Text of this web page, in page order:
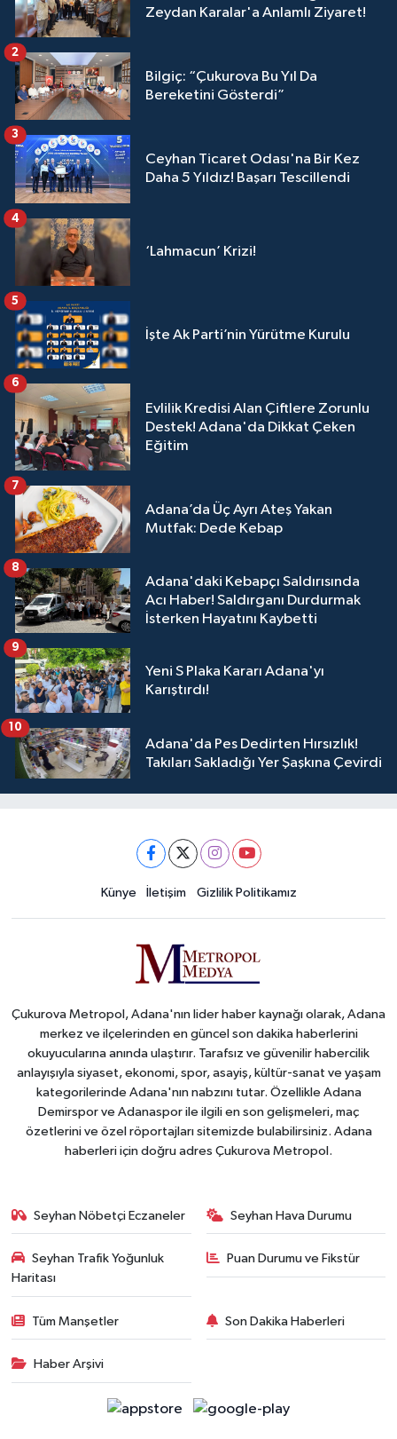
Zeydan Karalar'a Anlamlı Ziyaret!
Bilgiç: “Çukurova Bu Yıl Da
Bereketini Gösterdi”
2
Ceyhan Ticaret Odası'na Bir Kez
Daha 5 Yıldız! Başarı Tescillendi
3
‘Lahmacun’ Krizi!
4
İşte Ak Parti’nin Yürütme Kurulu
5
Evlilik Kredisi Alan Çiftlere Zorunlu
Destek! Adana'da Dikkat Çeken
Eğitim
6
Adana’da Üç Ayrı Ateş Yakan
Mutfak: Dede Kebap
7
Adana'daki Kebapçı Saldırısında
Acı Haber! Saldırganı Durdurmak
İsterken Hayatını Kaybetti
8
Yeni S Plaka Kararı Adana'yı
Karıştırdı!
9
Adana'da Pes Dedirten Hırsızlık!
Takıları Sakladığı Yer Şaşkına Çevirdi
10
Künye İletişim Gizlilik Politikamız
Çukurova Metropol, Adana'nın lider haber kaynağı olarak, Adana
merkez ve ilçelerinden en güncel son dakika haberlerini
okuyucularına anında ulaştırır. Tarafsız ve güvenilir habercilik
anlayışıyla siyaset, ekonomi, spor, asayiş, kültür-sanat ve yaşam
kategorilerinde Adana'nın nabzını tutar. Özellikle Adana
Demirspor ve Adanaspor ile ilgili en son gelişmeleri, maç
özetlerini ve özel röportajları sitemizde bulabilirsiniz. Adana
haberleri için doğru adres Çukurova Metropol.
Seyhan Nöbetçi Eczaneler Seyhan Hava Durumu
Seyhan Trafik Yoğunluk
Haritası
Puan Durumu ve Fikstür
Tüm Manşetler Son Dakika Haberleri
Haber Arşivi